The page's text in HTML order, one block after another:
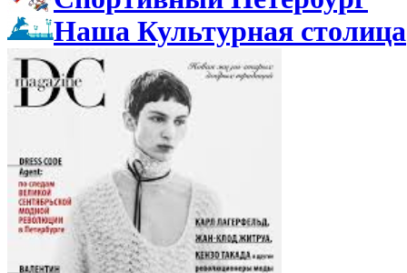
Наша Культурная столица